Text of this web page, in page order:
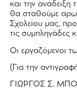
και την
θα σταθούμε
Σχολείου μας,
τις συμπληγάδες
Οι εργαζόμενοι
(Για την
ΓΙΩΡΓΟΣ Σ.